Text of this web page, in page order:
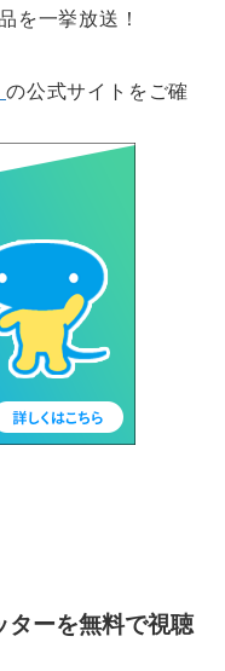
を一挙放送！
の公式サイトをご確
ターを無料で視聴